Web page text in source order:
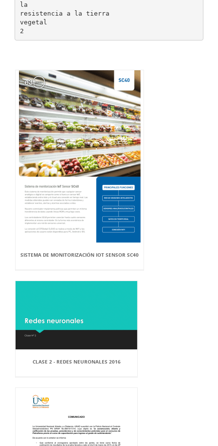
la
resistencia a la tierra
vegetal
SISTEMA DE MONITORIZACIÓN IOT SENSOR SC40
CLASE 2 - REDES NEURONALES 2016